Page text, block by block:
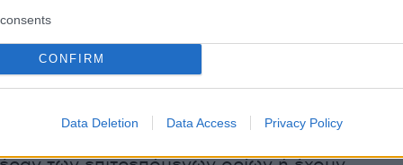
CONFIRM
Data Deletion Data Access Privacy Policy
που διαθέτουν στην αγορά ηλεκτρικά πατίνια
τεχνικών προδιαγραφών.
να ενταθούν, με τις αρχές να